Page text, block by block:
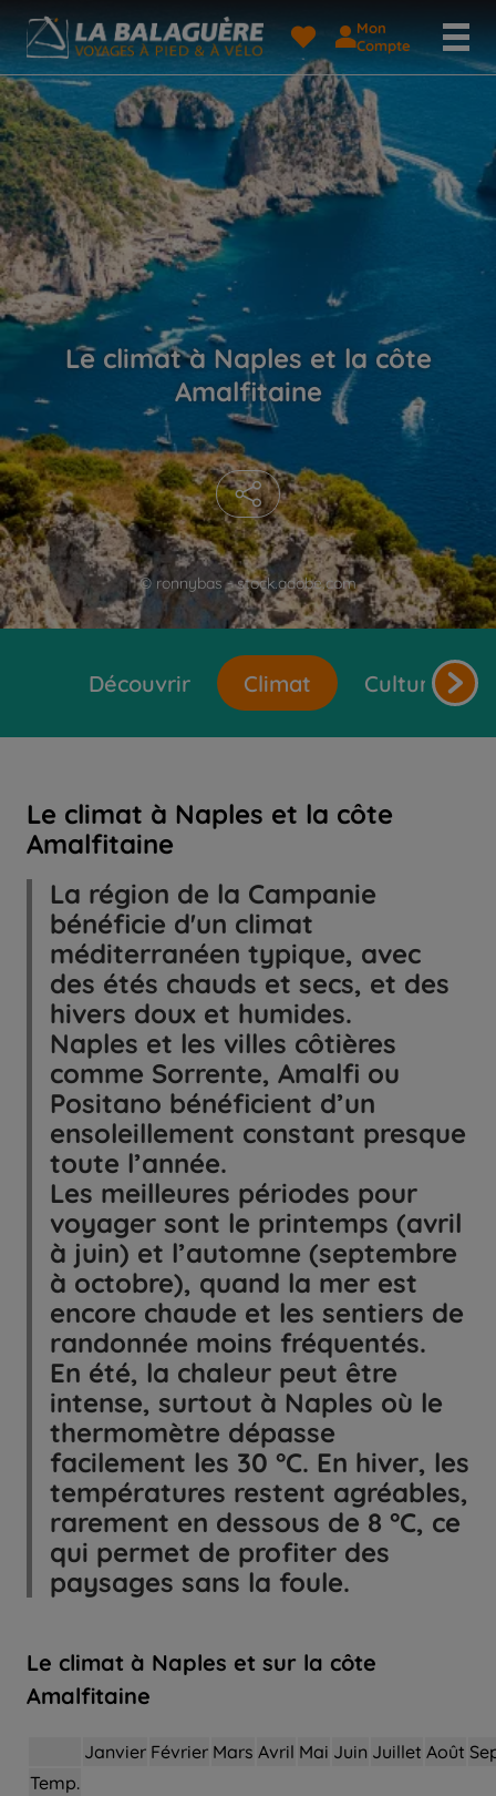
Mon
Compte
© ronnybas - stock.adobe.com
Le climat à Naples et la côte
Amalfitaine
Découvrir Climat Cultures et
Le climat à Naples et la côte
Amalfitaine
La région de la Campanie
bénéficie d'un climat
méditerranéen typique, avec
des étés chauds et secs, et des
hivers doux et humides.
Naples et les villes côtières
comme Sorrente, Amalfi ou
Positano bénéficient d’un
ensoleillement constant presque
toute l’année.
Les meilleures périodes pour
voyager sont le printemps (avril
à juin) et l’automne (septembre
à octobre), quand la mer est
encore chaude et les sentiers de
randonnée moins fréquentés.
En été, la chaleur peut être
intense, surtout à Naples où le
thermomètre dépasse
facilement les 30 °C. En hiver, les
températures restent agréables,
rarement en dessous de 8 °C, ce
qui permet de profiter des
paysages sans la foule.
Le climat à Naples et sur la côte
Amalfitaine
Janvier Février Mars Avril Mai Juin Juillet Août
Temp.